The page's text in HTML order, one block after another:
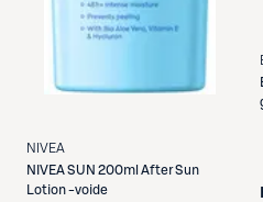
NIVEA
NIVEASUN 200ml After Sun
Lotion -voide